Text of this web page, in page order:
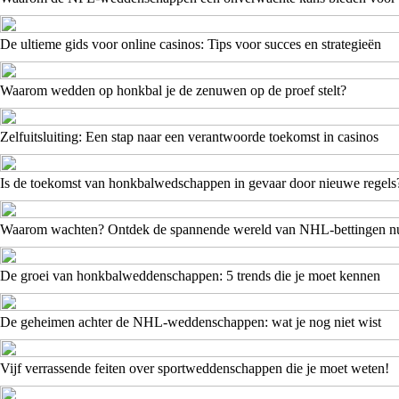
De ultieme gids voor online casinos: Tips voor succes en strategieën
Waarom wedden op honkbal je de zenuwen op de proef stelt?
Zelfuitsluiting: Een stap naar een verantwoorde toekomst in casinos
Is de toekomst van honkbalwedschappen in gevaar door nieuwe
Waarom wachten? Ontdek de spannende wereld van NHL-bettingen
De groei van honkbalweddenschappen: 5 trends die je moet kennen
De geheimen achter de NHL-weddenschappen: wat je nog niet wist
Vijf verrassende feiten over sportweddenschappen die je moet weten!